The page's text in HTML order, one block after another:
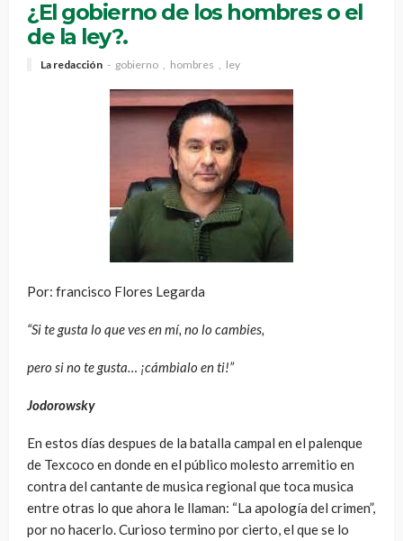
¿El gobierno de los hombres o el
de la ley?.
La redacción gobierno hombres ley
Por: francisco Flores Legarda
“Si te gusta lo que ves en mí, no lo cambies,
pero si no te gusta… ¡cámbialo en ti!”
Jodorowsky
En estos días despues de la batalla campal en el palenque
de Texcoco en donde en el público molesto arremitio en
contra del cantante de musica regional que toca musica
entre otras lo que ahora le llaman: “La apología del crimen”,
por no hacerlo. Curioso termino por cierto, el que se lo